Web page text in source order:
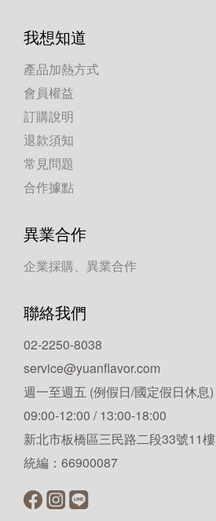
我想知道
產品加熱方式
會員權益
訂購說明
退款須知
常見問題
合作據點
異業合作
企業採購、異業合作
聯絡我們
02-2250-8038
service@yuanflavor.com
週一至週五 (例假日/國定假日休息)
09:00-12:00 / 13:00-18:00
新北市板橋區三民路二段33號11樓
統編：66900087